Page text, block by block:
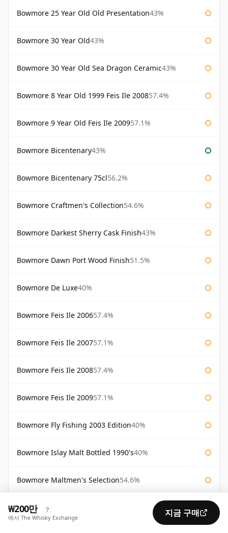
Bowmore 25 Year Old Old Presentation43%
Bowmore 30 Year Old43%
Bowmore 30 Year Old Sea Dragon Ceramic43%
Bowmore 8 Year Old 1999 Feis Ile 200857.4%
Bowmore 9 Year Old Feis Ile 200957.1%
Bowmore Bicentenary43%
Bowmore Bicentenary 75cl56.2%
Bowmore Craftmen's Collection54.6%
Bowmore Darkest Sherry Cask Finish43%
Bowmore Dawn Port Wood Finish51.5%
Bowmore De Luxe40%
Bowmore Feis Ile 200657.4%
Bowmore Feis Ile 200757.1%
Bowmore Feis Ile 200857.4%
Bowmore Feis Ile 200957.1%
Bowmore Fly Fishing 2003 Edition40%
Bowmore Islay Malt Bottled 1990's40%
Bowmore Maltmen's Selection54.6%
Bowmore Surf
₩200만 ?
에서 The Whisky Exchange 지금 구매